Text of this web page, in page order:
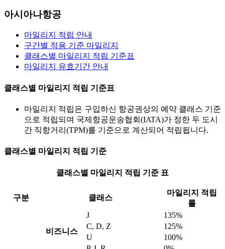
아시아나항공
마일리지 적립 안내
구간별 적용 기준 마일리지
클래스별 마일리지 적립 기준표
마일리지 유효기간 안내
클래스별 마일리지 적립 기준표
마일리지 적립은 구입하신 항공권상의 예약 클래스 기준
으로 적립되며 국제항공운송협회(IATA)가 정한 두 도시
간 직항거리(TPM)를 기준으로 계산되어 적립됩니다.
클래스별 마일리지 적립 기준
클래스별 마일리지 적립 기준 표
구분 클래스
마일리지 적립
률
비즈니스
J
135%
C, D, Z
125%
U
100%